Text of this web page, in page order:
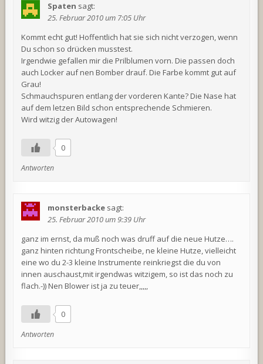
Spaten sagt:
25. Februar 2010 um 7:05 Uhr
Kommt echt gut! Hoffentlich hat sie sich nicht verzogen, wenn
Du schon so drücken musstest.
Irgendwie gefallen mir die Prilblumen vorn. Die passen doch
auch Locker auf nen Bomber drauf. Die Farbe kommt gut auf
Grau!
Schmauchspuren entlang der vorderen Kante? Die Nase hat
auf dem letzen Bild schon entsprechende Schmieren.
Wird witzig der Autowagen!
0
Antworten
monsterbacke sagt:
25. Februar 2010 um 9:39 Uhr
ganz im ernst, da muß noch was druff auf die neue Hutze….
ganz hinten richtung Frontscheibe, ne kleine Hutze, vielleicht
eine wo du 2-3 kleine Instrumente reinkriegst die du von
innen auschaust,mit irgendwas witzigem, so ist das noch zu
flach.-)) Nen Blower ist ja zu teuer,,,,,
0
Antworten